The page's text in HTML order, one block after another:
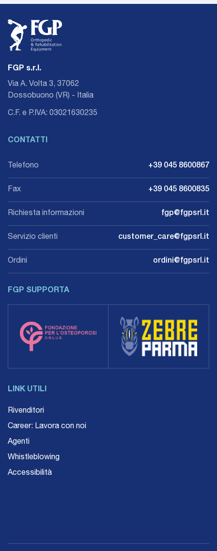
FGP s.r.l.
Via A. Volta 3, 37062
Dossobuono (VR) - Italia
C.F. e P.IVA: 03021630235
CONTATTI
Telefono +39 045 8600867
Fax +39 045 8600835
Richiesta informazioni fgp@fgpsrl.it
Servizio clienti customer_care@fgpsrl.it
Ordini ordini@fgpsrl.it
FGP SUPPORTA
LINK UTILI
Rivenditori
Career: Lavora con noi
Agenti
Whistleblowing
Accessibilità